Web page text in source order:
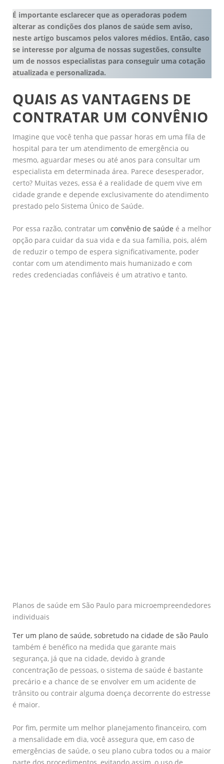
É importante esclarecer que as operadoras podem
alterar as condições dos planos de saúde sem aviso,
neste artigo buscamos pelos valores médios. Então, caso
se interesse por alguma de nossas sugestões, consulte
um de nossos especialistas para conseguir uma cotação
atualizada e personalizada.
QUAIS AS VANTAGENS DE
CONTRATAR UM CONVÊNIO
Imagine que você tenha que passar horas em uma fila de
hospital para ter um atendimento de emergência ou
mesmo, aguardar meses ou até anos para consultar um
especialista em determinada área. Parece desesperador,
certo? Muitas vezes, essa é a realidade de quem vive em
cidade grande e depende exclusivamente do atendimento
prestado pelo Sistema Único de Saúde.
Por essa razão, contratar um convênio de saúde é a melhor
opção para cuidar da sua vida e da sua família, pois, além
de reduzir o tempo de espera significativamente, poder
contar com um atendimento mais humanizado e com
redes credenciadas confiáveis é um atrativo e tanto.
Planos de saúde em São Paulo para microempreendedores
individuais
Ter um plano de saúde, sobretudo na cidade de são Paulo
também é benéfico na medida que garante mais
segurança, já que na cidade, devido à grande
concentração de pessoas, o sistema de saúde é bastante
precário e a chance de se envolver em um acidente de
trânsito ou contrair alguma doença decorrente do estresse
é maior.
Por fim, permite um melhor planejamento financeiro, com
a mensalidade em dia, você assegura que, em caso de
emergências de saúde, o seu plano cubra todos ou a maior